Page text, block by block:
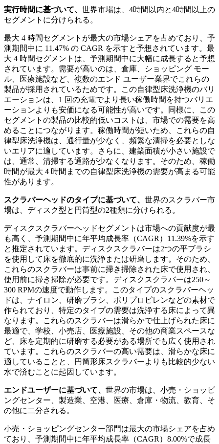
実行時間に基づいて、 世界市場は、4時間以内と4時間以上の
セグメントに分けられる。
最大 4 時間セグメントが最大の市場シェアを占めており、予
測期間中に 11.47% の CAGR を示すと予想されています。最
大 4 時間セグメントは、予測期間中に大幅に成長すると予想
されています。需要が高いのは、倉庫、ショッピング モー
ル、医療施設など、複数のエンド ユーザー業界でこれらの
製品が採用されているためです。この自律型床洗浄機のバリ
エーションは、1 回の充電でより長い稼働時間を持つバリエ
ーションよりも安価になる可能性が高いです。同様に、この
セグメントの製品の比較的低いコストは、市場での需要を高
めることにつながります。稼働時間が短いため、これらの自
律型床洗浄機は、通行量が少なく、頻繁な清掃を必要としな
いエリアに適しています。さらに、建築面積が小さい施設で
は、通常、清掃する通路が少なくなります。そのため、稼働
時間が最大 4 時間までの自律型床洗浄機の需要が高まる可能
性があります。
スクラバーヘッドのタイプに基づいて、 世界のスクラバー市
場は、ディスク型と円筒型の2種類に分けられる。
ディスクスクラバーヘッドセグメントは市場への貢献度が最
も高く、予測期間中に年平均成長率（CAGR）11.39%を示す
と推定されています。ディスクスクラバーは2つの平ブラシ
を使用して床を徹底的に洗浄または研磨します。そのため、
これらのスクラバーは事前に掃き掃除された床で使用され、
使用前に掃き掃除が必要です。ディスクスクラバーは250～
300 RPMの速度で動作します。このタイプのスクラバーヘッ
ドは、ナイロン、研磨ブラシ、ポリプロピレンなどの素材で
作られており、特定のタイプの需要は洗浄する床によって異
なります。これらのスクラバーは滑らかで仕上げられた床に
最適で、学校、小売店、医療施設、その他の商業スペースな
ど、床を定期的に研磨する必要がある場所でも広く使用され
ています。これらのスクラバーの高い需要は、滑らかな床に
適していることと、円筒形床スクラバーよりも比較的少ない
水で済むことに起因しています。
エンドユーザーに基づいて、 世界の市場は、小売・ショッピ
ングセンター、製造業、空港、医療、倉庫・物流、教育、そ
の他に二分される。
小売・ショッピングセンター部門は最大の市場シェアを占め
ており、予測期間中に年平均成長率（CAGR）8.00%で成長